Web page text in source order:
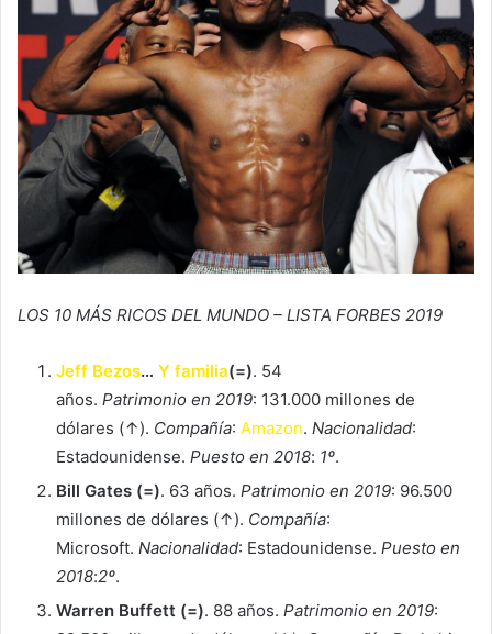
LOS 10 MÁS RICOS DEL MUNDO – LISTA FORBES 2019
Jeff Bezos… Y familia(=). 54
años. Patrimonio en 2019: 131.000 millones de
dólares (↑). Compañía: Amazon. Nacionalidad:
Estadounidense. Puesto en 2018: 1º.
Bill Gates (=). 63 años. Patrimonio en 2019: 96.500
millones de dólares (↑). Compañía:
Microsoft. Nacionalidad: Estadounidense. Puesto en
2018:2º.
Warren Buffett (=). 88 años. Patrimonio en 2019: